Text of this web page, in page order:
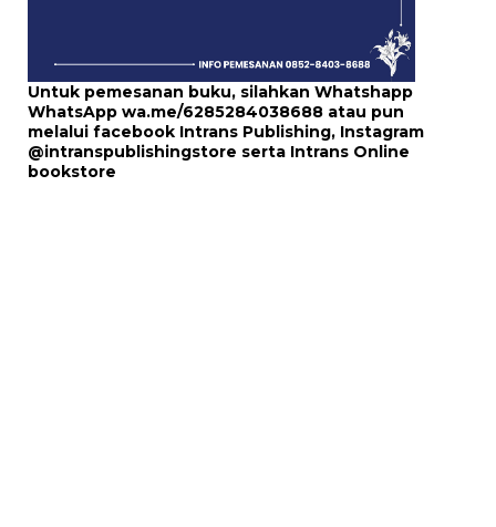
Untuk pemesanan buku, silahkan Whatshapp
WhatsApp wa.me/6285284038688 atau pun
melalui facebook Intrans Publishing, Instagram
@intranspublishingstore serta Intrans Online
bookstore